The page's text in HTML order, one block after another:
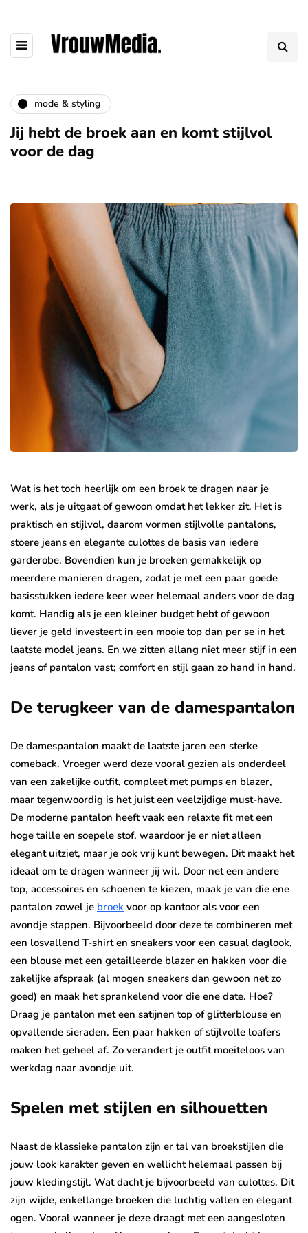
mode & styling
Jij hebt de broek aan en komt stijlvol
voor de dag
Wat is het toch heerlijk om een broek te dragen naar je
werk, als je uitgaat of gewoon omdat het lekker zit. Het is
praktisch en stijlvol, daarom vormen stijlvolle pantalons,
stoere jeans en elegante culottes de basis van iedere
garderobe. Bovendien kun je broeken gemakkelijk op
meerdere manieren dragen, zodat je met een paar goede
basisstukken iedere keer weer helemaal anders voor de dag
komt. Handig als je een kleiner budget hebt of gewoon
liever je geld investeert in een mooie top dan per se in het
laatste model jeans. En we zitten allang niet meer stijf in een
jeans of pantalon vast; comfort en stijl gaan zo hand in hand.
De terugkeer van de damespantalon
De damespantalon maakt de laatste jaren een sterke
comeback. Vroeger werd deze vooral gezien als onderdeel
van een zakelijke outfit, compleet met pumps en blazer,
maar tegenwoordig is het juist een veelzijdige must-have.
De moderne pantalon heeft vaak een relaxte fit met een
hoge taille en soepele stof, waardoor je er niet alleen
elegant uitziet, maar je ook vrij kunt bewegen. Dit maakt het
ideaal om te dragen wanneer jij wil. Door net een andere
top, accessoires en schoenen te kiezen, maak je van die ene
pantalon zowel je broek voor op kantoor als voor een
avondje stappen. Bijvoorbeeld door deze te combineren met
een losvallend T-shirt en sneakers voor een casual daglook,
een blouse met een getailleerde blazer en hakken voor die
zakelijke afspraak (al mogen sneakers dan gewoon net zo
goed) en maak het sprankelend voor die ene date. Hoe?
Draag je pantalon met een satijnen top of glitterblouse en
opvallende sieraden. Een paar hakken of stijlvolle loafers
maken het geheel af. Zo verandert je outfit moeiteloos van
werkdag naar avondje uit.
Spelen met stijlen en silhouetten
Naast de klassieke pantalon zijn er tal van broekstijlen die
jouw look karakter geven en wellicht helemaal passen bij
jouw kledingstijl. Wat dacht je bijvoorbeeld van culottes. Dit
zijn wijde, enkellange broeken die luchtig vallen en elegant
ogen. Vooral wanneer je deze draagt met een aangesloten